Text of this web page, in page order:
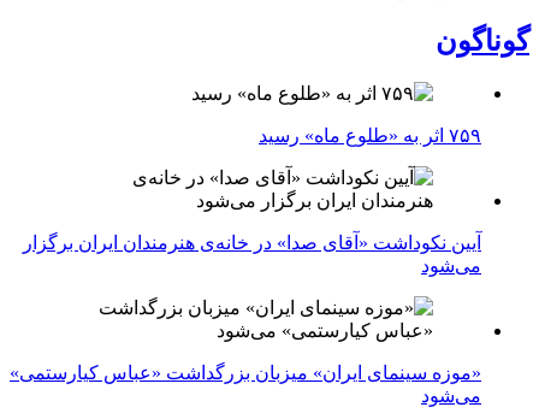
گوناگون
۷۵۹ اثر به «طلوع ماه» رسید
آیین نکوداشت «آقای صدا» در خانه‌ی هنرمندان ایران برگزار
می‌شود
«موزه سینمای ایران» میزبان بزرگداشت «عباس کیارستمی»
می‌شود